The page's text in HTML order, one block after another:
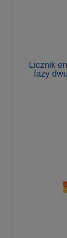
Licznik
fazy